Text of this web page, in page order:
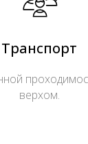
Транспорт
верхом.